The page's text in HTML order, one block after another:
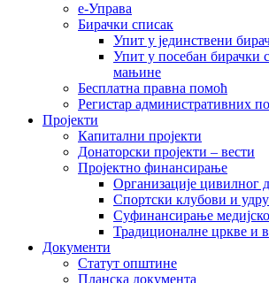
е-Управа
Бирачки списак
Упит у јединствени
Упит у посебан бирачки
мањине
Бесплатна правна помоћ
Регистар административних
Пројекти
Капитални пројекти
Донаторски пројекти – вести
Пројектно финансирање
Организације цивилног
Спортски клубови и
Суфинансирање
Традиционалне цркве и
Документи
Статут општине
Планска документа